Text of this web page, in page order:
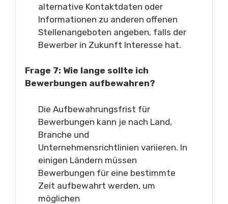
alternative Kontaktdaten oder
Informationen zu anderen offenen
Stellenangeboten angeben, falls der
Bewerber in Zukunft Interesse hat.
Frage 7: Wie lange sollte ich
Bewerbungen aufbewahren?
Die Aufbewahrungsfrist für
Bewerbungen kann je nach Land,
Branche und
Unternehmensrichtlinien variieren. In
einigen Ländern müssen
Bewerbungen für eine bestimmte
Zeit aufbewahrt werden, um
möglichen